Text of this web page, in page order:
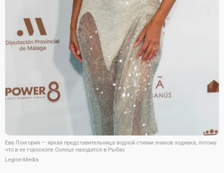
Ева Лонгория — яркая представительница водной стихии знаков зодиака, потому
что в ее гороскопе Солнце находится в Рыбах
Legion-Media